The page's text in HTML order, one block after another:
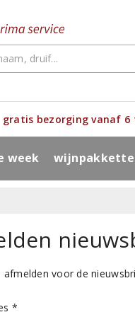
gratis bezorging vanaf 6
week
afmelden voor de
*